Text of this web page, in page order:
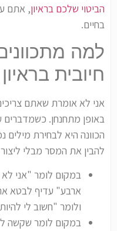
הביטוי שלכם בראיון, אתם
בחיים.
למה
חיובית
אני לא אומרת שאתם
באופן מתחנחן. כשמדברים
הכוונה היא לבחירת מילים
להבין את המסר מבלי
במקום לומר "אני
ארבע" עדיף לבטא
ולומר "חשוב לי
במקום לומר שקשה